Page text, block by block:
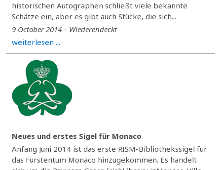
historischen Autographen schließt viele bekannte
Schätze ein, aber es gibt auch Stücke, die sich...
9 October 2014 – Wiederendeckt
weiterlesen ...
Neues und erstes Sigel für Monaco
Anfang Juni 2014 ist das erste RISM-Bibliothekssigel für
das Fürstentum Monaco hinzugekommen. Es handelt